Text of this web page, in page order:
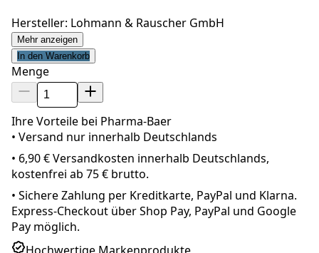
Hersteller: Lohmann & Rauscher GmbH
Mehr anzeigen
In den Warenkorb
Menge
Ihre Vorteile bei Pharma-Baer
• Versand nur innerhalb Deutschlands
• 6,90 € Versandkosten innerhalb Deutschlands,
kostenfrei ab 75 € brutto.
• Sichere Zahlung per Kreditkarte, PayPal und Klarna.
Express-Checkout über Shop Pay, PayPal und Google
Pay möglich.